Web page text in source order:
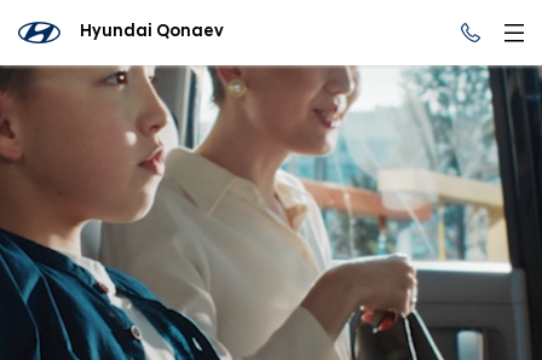
Hyundai Qonaev